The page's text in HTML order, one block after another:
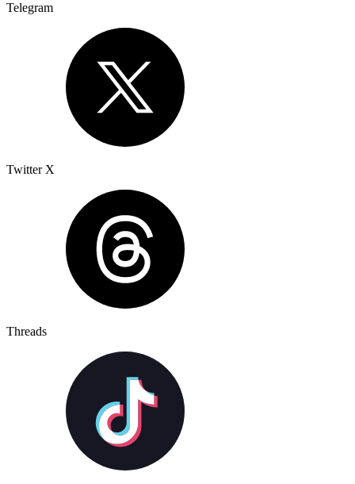
Telegram
Twitter X
Threads